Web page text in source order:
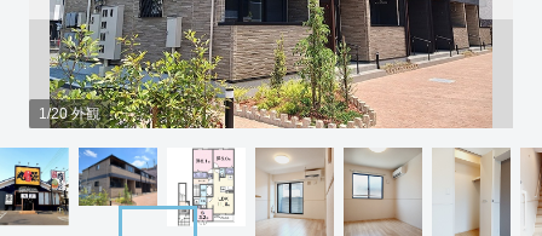
1/20 外観